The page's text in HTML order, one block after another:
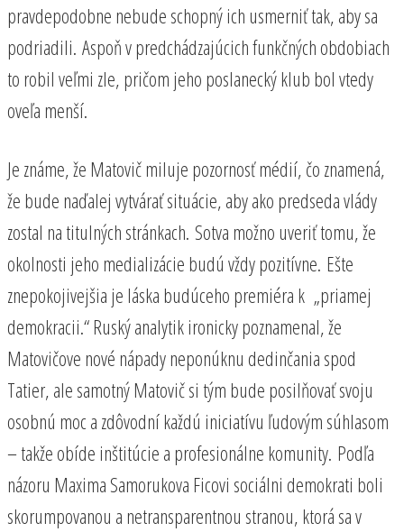
pravdepodobne nebude schopný ich usmerniť tak, aby sa
podriadili. Aspoň v predchádzajúcich funkčných obdobiach
to robil veľmi zle, pričom jeho poslanecký klub bol vtedy
oveľa menší.
Je známe, že Matovič miluje pozornosť médií, čo znamená,
že bude naďalej vytvárať situácie, aby ako predseda vlády
zostal na titulných stránkach. Sotva možno uveriť tomu, že
okolnosti jeho medializácie budú vždy pozitívne. Ešte
znepokojivejšia je láska budúceho premiéra k „priamej
demokracii.“ Ruský analytik ironicky poznamenal, že
Matovičove nové nápady neponúknu dedinčania spod
Tatier, ale samotný Matovič si tým bude posilňovať svoju
osobnú moc a zdôvodní každú iniciatívu ľudovým súhlasom
– takže obíde inštitúcie a profesionálne komunity. Podľa
názoru Maxima Samorukova Ficovi sociálni demokrati boli
skorumpovanou a netransparentnou stranou, ktorá sa v